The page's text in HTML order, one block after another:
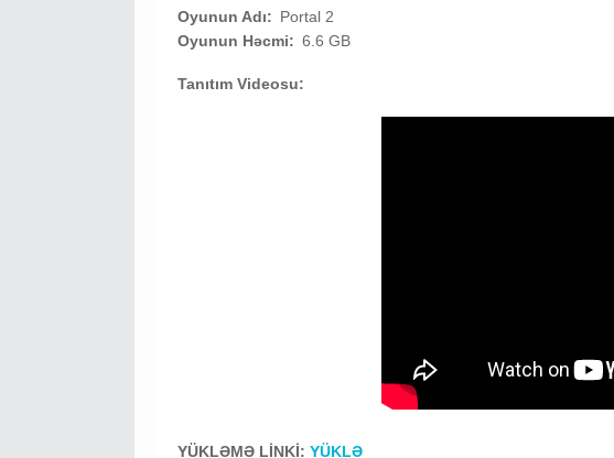
Oyunun Adı: Portal 2
Oyunun Həcmi: 6.6 GB
Tanıtım Videosu:
YÜKLƏMƏ LİNKİ: YÜKLƏ